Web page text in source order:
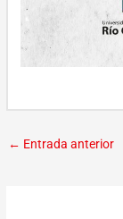
← Entrada anterior